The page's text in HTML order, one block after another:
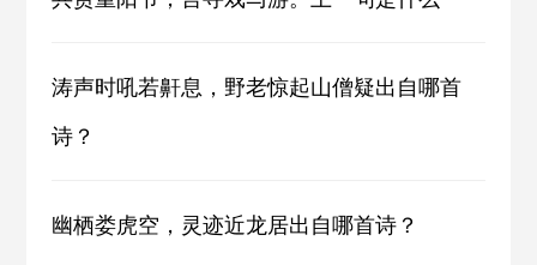
涛声时吼若鼾息，野老惊起山僧疑出自哪首
诗？
幽栖娄虎空，灵迹近龙居出自哪首诗？